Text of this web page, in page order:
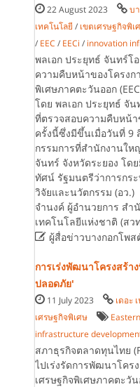
22 August 2023 บ
เทคโนโลยี / เขตเศรษฐกิจพิเ
/ EEC / EECi / innovation
พลเอก ประยุทธ์ จันทร์โ
ความคืบหน้าของโครงก
พิเศษภาคตะวันออก
โดย พลเอก ประยุทธ์ จั
ที่ตรวจสอบความคืบหน้า
ครั้งนี้ซึ่งมีขึ้นเมื่อวันที่ 9
กรรมการที่สำนักงานให
จันทร์ จังหวัดระยอง โด
ทัศน์ รัฐมนตรีว่าการกร
วิจัยและนวัตกรรม (อว
จำนงค์ ผู้อำนวยการ ส
เทคโนโลยีแห่งชาติ (ส
ผู้สื่อข่าวบางกอกโพส
การเร่งพัฒนาโครงสร้
ปลอดภัย'
11 July 2023 เดอะ
เศรษฐกิจพิเศษ
infrastructure
สภาธุรกิจตลาดทุนไทย
ไปเร่งรัดการพัฒนาโคร
เศรษฐกิจพิเศษภาคตะวั